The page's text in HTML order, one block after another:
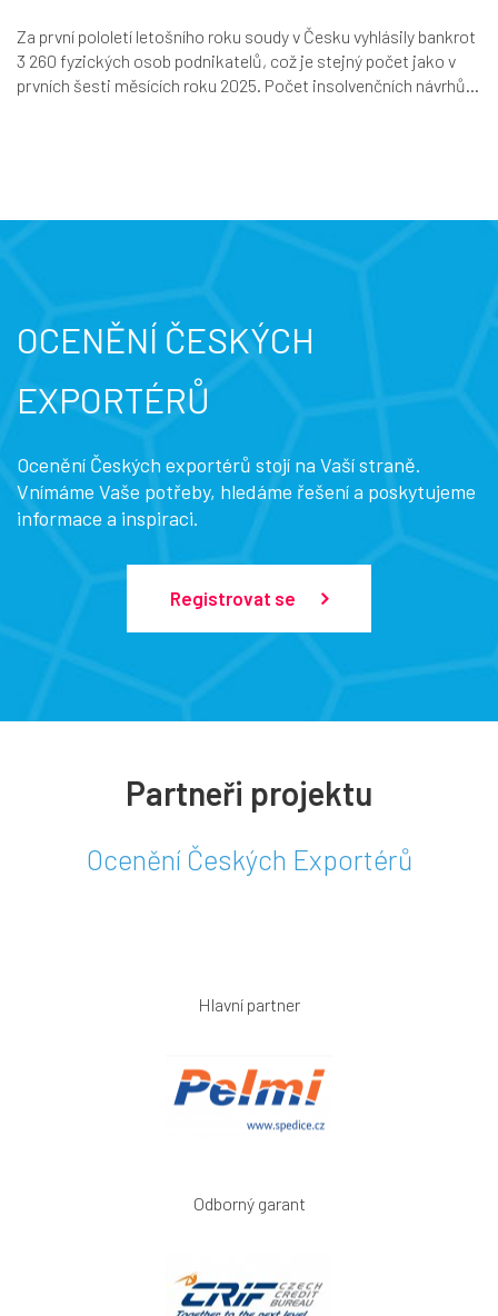
Za první pololetí letošního roku soudy v Česku vyhlásily bankrot
3 260 fyzických osob podnikatelů, což je stejný počet jako v
prvních šesti měsících roku 2025. Počet insolvenčních návrhů...
OCENĚNÍ ČESKÝCH
EXPORTÉRŮ
Ocenění Českých exportérů stojí na Vaší straně.
Vnímáme Vaše potřeby, hledáme řešení a poskytujeme
informace a inspiraci.
Registrovat se
Partneři projektu
Ocenění Českých Exportérů
Hlavní partner
Odborný garant